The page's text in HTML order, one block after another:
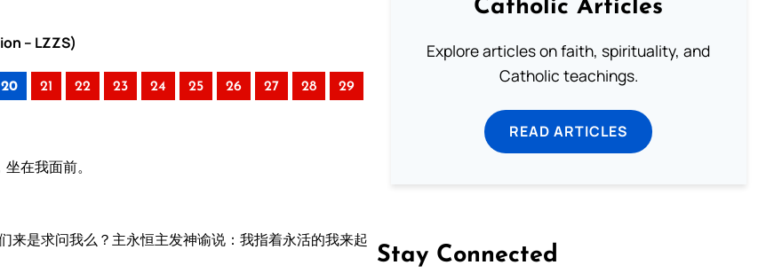
– LZZS)
20 21 22 23 24 25 26 27 28 29
在我面前。
来是求问我么？主永恒主发神谕说：我指着永活的我来起
Catholic Articles
Explore articles on faith, spirituality, and
Catholic teachings.
READ ARTICLES
Stay Connected